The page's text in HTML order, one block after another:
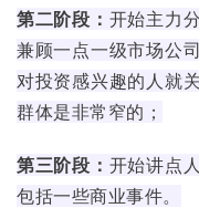
第二阶段： 开始主力
兼顾一点一级市场公
对投资感兴趣的人就
群体是非常窄的；
第三阶段： 开始讲点
包括一些商业事件。